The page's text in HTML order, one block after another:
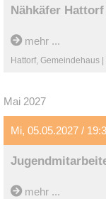
Nähkäfer Hattorf
mehr ...
Hattorf, Gemeindehaus
Mai 2027
Mi, 05.05.2027 /
mehr ...